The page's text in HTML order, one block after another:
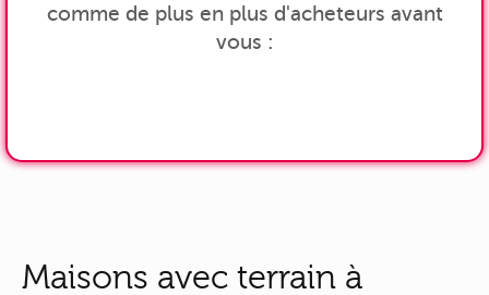
comme de plus en plus d'acheteurs avant
vous :
Maisons avec terrain à